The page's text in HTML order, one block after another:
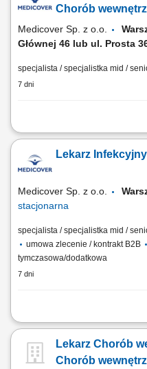
medycznej i stań się #bohaterem
Chorób
Medicover Sp. z o.o.
Głównej 46 lub ul. Prosta
specjalista / specjalistka mid /
7 dni
Opis stanowiska Udzielanie
oraz podejmowanie decyzji
Prowadzenie elektronicznej
Lekarz
Medicover Sp. z o.o.
stacjonarna
specjalista / specjalistka mid /
umowa zlecenie / kontrakt B2B
tymczasowa/dodatkowa
7 dni
Opis stanowiska prowadzenie
zdrowotnych pacjentów oraz
medycznej, prowadzenie
Lekarz Chorób
Chorób